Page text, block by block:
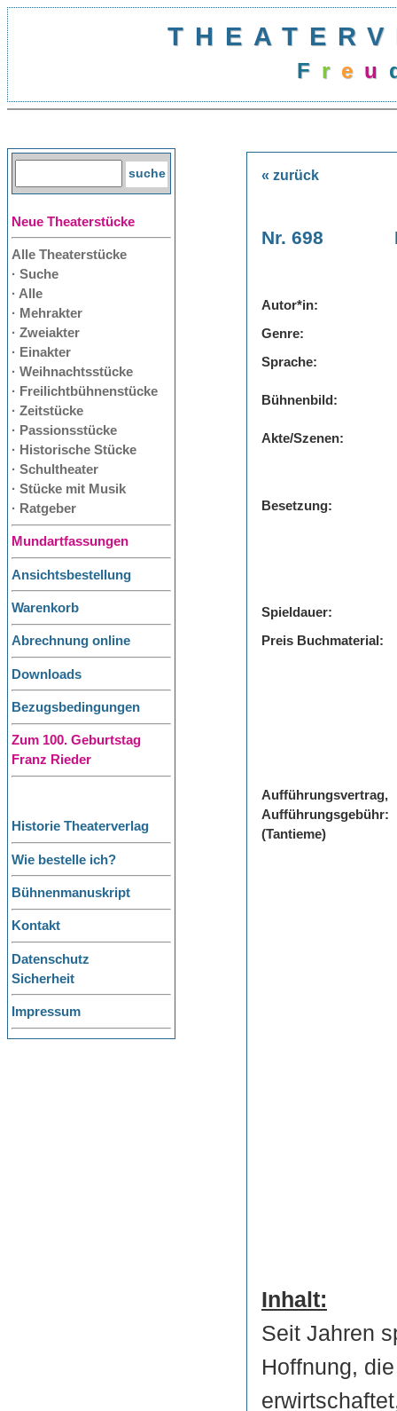
Freu
Neue Theaterstücke
Alle Theaterstücke
· Suche
· Alle
· Mehrakter
· Zweiakter
· Einakter
· Weihnachtsstücke
· Freilichtbühnenstücke
· Zeitstücke
· Passionsstücke
· Historische Stücke
· Schultheater
· Stücke mit Musik
· Ratgeber
Mundartfassungen
Ansichtsbestellung
Warenkorb
Abrechnung online
Downloads
Bezugsbedingungen
Zum 100. Geburtstag
Franz Rieder
Historie Theaterverlag
Wie bestelle ich?
Bühnenmanuskript
Kontakt
Datenschutz
Sicherheit
Impressum
« zurück
Nr. 698
Autor*in:
Genre:
Sprache:
Bühnenbild:
Akte/Szenen:
Besetzung:
Spieldauer:
Preis Buchmaterial:
Aufführungsvertrag,
Aufführungsgebühr:
(Tantieme)
Inhalt:
Seit Jahren
Hoffnung,